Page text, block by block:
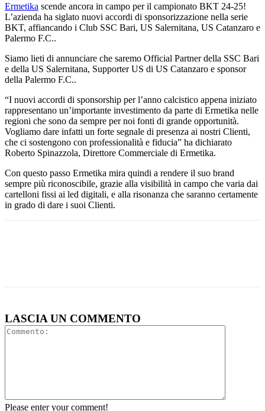
Ermetika scende ancora in campo per il campionato BKT 24-25!
L’azienda ha siglato nuovi accordi di sponsorizzazione nella serie
BKT, affiancando i Club SSC Bari, US Salernitana, US Catanzaro e
Palermo F.C..
Siamo lieti di annunciare che saremo Official Partner della SSC Bari
e della US Salernitana, Supporter US di US Catanzaro e sponsor
della Palermo F.C..
“I nuovi accordi di sponsorship per l’anno calcistico appena iniziato
rappresentano un’importante investimento da parte di Ermetika nelle
regioni che sono da sempre per noi fonti di grande opportunità.
Vogliamo dare infatti un forte segnale di presenza ai nostri Clienti,
che ci sostengono con professionalità e fiducia” ha dichiarato
Roberto Spinazzola, Direttore Commerciale di Ermetika.
Con questo passo Ermetika mira quindi a rendere il suo brand
sempre più riconoscibile, grazie alla visibilità in campo che varia dai
cartelloni fissi ai led digitali, e alla risonanza che saranno certamente
in grado di dare i suoi Clienti.
LASCIA UN COMMENTO
Please enter your comment!